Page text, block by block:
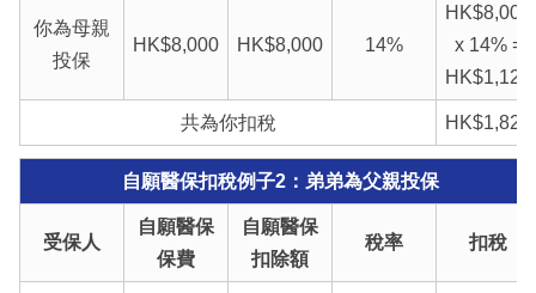
你為母親
投保
HK$8,000 HK$8,000 14%
HK$8,000
x 14% =
HK$1,120
共為你扣稅 HK$1,820
自願醫保扣稅例子2：弟弟為父親投保
受保人
自願醫保
保費
自願醫保
扣除額
稅率 扣稅